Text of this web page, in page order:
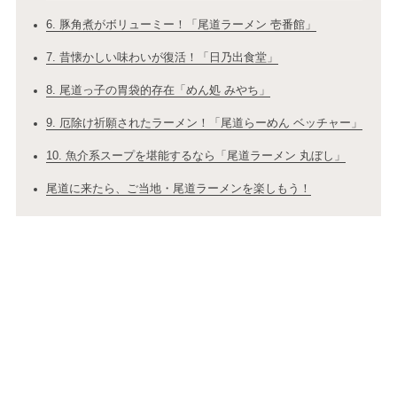
6. 豚角煮がボリューミー！「尾道ラーメン 壱番館」
7. 昔懐かしい味わいが復活！「日乃出食堂」
8. 尾道っ子の胃袋的存在「めん処 みやち」
9. 厄除け祈願されたラーメン！「尾道らーめん ベッチャー」
10. 魚介系スープを堪能するなら「尾道ラーメン 丸ぼし」
尾道に来たら、ご当地・尾道ラーメンを楽しもう！